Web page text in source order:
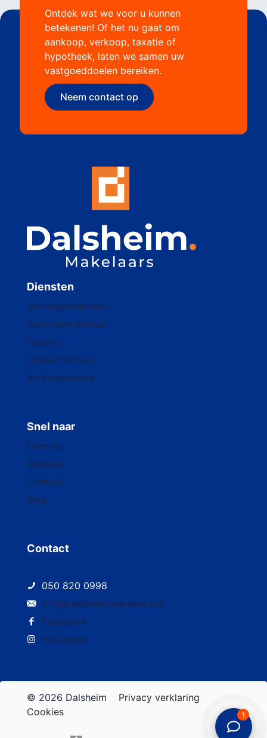
Ontdek wat we voor u kunnen
betekenen! Of het nu gaat om
aankoop, verkoop, taxatie of
hypotheek, laten we samen uw
vastgoeddoelen bereiken.
Neem contact op
Diensten
Verkoopmakelaar
Aankoopmakelaar
Taxatie
Sneak Preview
Verkoopadvies
Snel naar
Over mij
Reviews
Contact
Blog
Contact
050 820 0998
info@dalsheimmakelaars.nl
Facebook
Instagram
© 2026 Dalsheim Privacy verklaring
Cookies
1